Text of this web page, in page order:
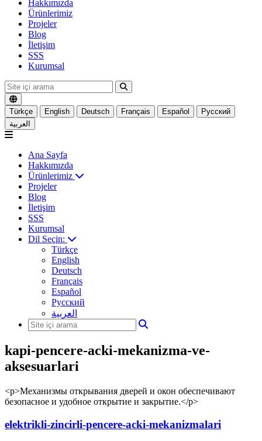
Hakkımızda
Ürünlerimiz
Projeler
Blog
İletişim
SSS
Kurumsal
Türkçe English Deutsch Français Español
Русский
العربية
Ana Sayfa
Hakkımızda
Ürünlerimiz
Projeler
Blog
İletişim
SSS
Kurumsal
Dil Seçin:
Türkçe
English
Deutsch
Français
Español
Русский
العربية
kapi-pencere-acki-mekanizma-ve-
aksesuarlari
<p>Механизмы открывания дверей и окон обеспечивают
безопасное и удобное открытие и закрытие.</p>
elektrikli-zincirli-pencere-acki-mekanizmalari